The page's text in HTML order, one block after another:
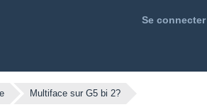
Se connecter
Multiface sur G5 bi 2?